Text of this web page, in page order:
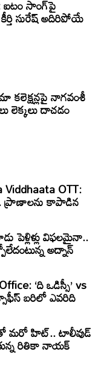
ఐటం సాంగ్‌పై
సురేష్ అదిరిపోయే
కలెక్షన్లపై నాగవంశీ
లెక్కలు దాచడం
OTT:
ప్రాణాలను కాపాడిన
పెళ్లిళ్లు విఫలమైనా..
అద్నాన్
‘ది ఒడిస్సీ’ vs
బరిలో ఎవరిది
మరో హిట్.. టాలీవుడ్
రితికా నాయక్